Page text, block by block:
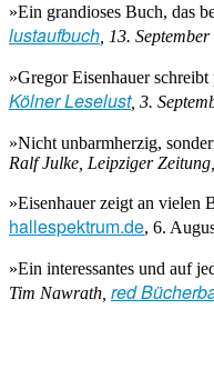
»Ein grandioses Buch, das
lustaufbuch , 13.
»Gregor Eisenhauer
Kölner Leselust, 3.
»Nicht unbarmherzig,
Ralf Julke, Leipziger
»Eisenhauer zeigt an vielen
hallespektrum.de, 6.
»Ein interessantes und auf
Tim Nawrath, red